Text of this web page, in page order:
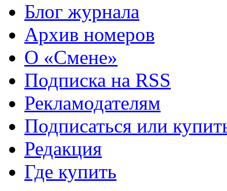
Блог журнала
Архив номеров
О «Смене»
Подписка на RSS
Рекламодателям
Подписаться или
Редакция
Где купить